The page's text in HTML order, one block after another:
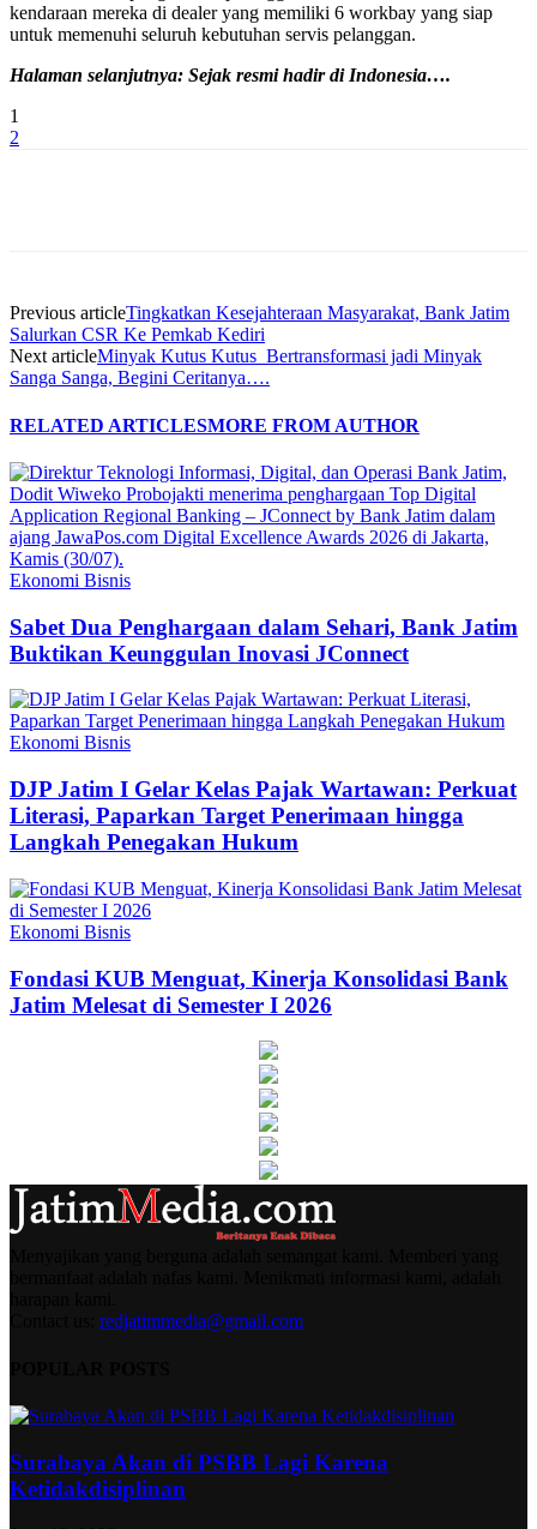
kendaraan mereka di dealer yang memiliki 6 workbay yang siap
untuk memenuhi seluruh kebutuhan servis pelanggan.
Halaman selanjutnya: Sejak resmi hadir di Indonesia….
1
2
Previous articleTingkatkan Kesejahteraan Masyarakat, Bank Jatim
Salurkan CSR Ke Pemkab Kediri
Next articleMinyak Kutus Kutus Bertransformasi jadi Minyak
Sanga Sanga, Begini Ceritanya….
RELATED ARTICLESMORE FROM AUTHOR
Ekonomi Bisnis
Sabet Dua Penghargaan dalam Sehari, Bank Jatim
Buktikan Keunggulan Inovasi JConnect
Ekonomi Bisnis
DJP Jatim I Gelar Kelas Pajak Wartawan: Perkuat
Literasi, Paparkan Target Penerimaan hingga
Langkah Penegakan Hukum
Ekonomi Bisnis
Fondasi KUB Menguat, Kinerja Konsolidasi Bank
Jatim Melesat di Semester I 2026
redjatimmedia@gmail.com
Surabaya Akan di PSBB Lagi Karena
Ketidakdisiplinan